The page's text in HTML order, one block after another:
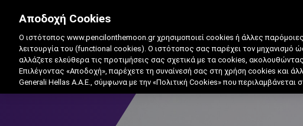
Αποδοχή Cookies
Ο ιστότοπος www.pencilonthemoon.gr χρησιμοποιεί cookies ή άλλες
λειτουργία του (functional cookies). Ο ιστότοπος σας παρέχει τον μηχανισμό
αλλάζετε ελεύθερα τις προτιμήσεις σας σχετικά με τα cookies,
Επιλέγοντας «Αποδοχή», παρέχετε τη συναίνεσή σας στη χρήση cookies και
Generali Hellas A.A.E., σύμφωνα με την «Πολιτική Cookies» που περιλαμβάνεται